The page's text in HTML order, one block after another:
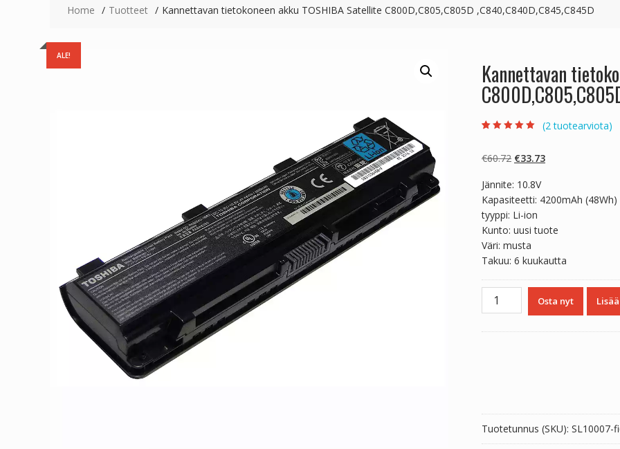
Home Tuotteet Kannettavan tietokoneen akku TOSHIBA Satellite C800D,C805,C805D ,C840,C840D,C845,C845D
ALE!
Kannettavan
perustuen
asiakkaan
(2 tuotearviota)
€60.72 Alkuperäinen
oli:
€60.72.
€33.73Nykyinen
€33.73.
Jännite: 10.8V
Kapasiteetti: 4200mAh (48Wh)
tyyppi: Li-ion
Kunto: uusi tuote
Väri: musta
Takuu: 6 kuukautta
Kannettavan
Osta nyt
Tuotetunnus (SKU): SL10007-